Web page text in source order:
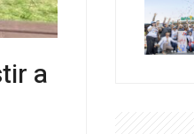
a